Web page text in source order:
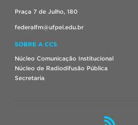
Praça 7 de Julho, 180
federalfm@ufpel.edu.br
SOBRE A CCS
Núcleo Comunicação Institucional
Núcleo de Radiodifusão Pública
Secretaria